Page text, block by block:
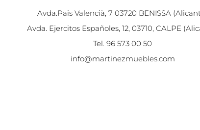
Avda.Pais Valencià, 7 03720 BENISSA
Avda. Ejercitos Españoles, 12, 03710, CALPE
Tel. 96 573 00 50
info@martinezmuebles.com